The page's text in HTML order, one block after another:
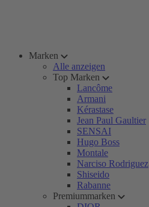
Marken
Alle anzeigen
Top Marken
Lancôme
Armani
Kérastase
Jean Paul Gaultier
SENSAI
Hugo Boss
Montale
Narciso Rodriguez
Shiseido
Rabanne
Premiummarken